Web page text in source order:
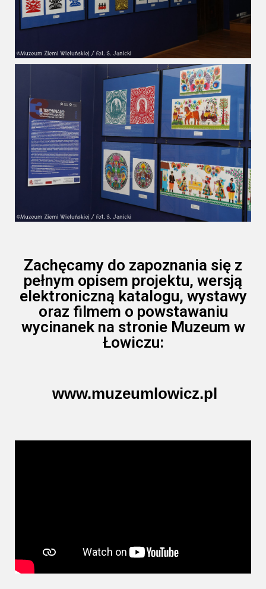
Zachęcamy do zapoznania się z
pełnym opisem projektu, wersją
elektroniczną katalogu, wystawy
oraz filmem o powstawaniu
wycinanek na stronie Muzeum w
Łowiczu:
www.muzeumlowicz.pl